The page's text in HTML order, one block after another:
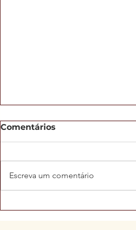
Comentários
Escreva um comentário